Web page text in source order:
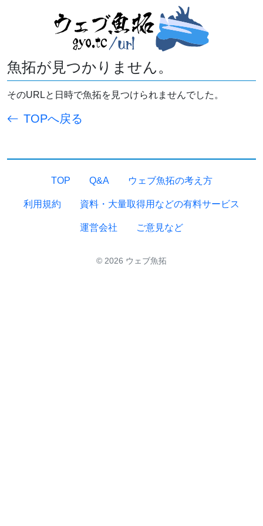
魚拓が見つかりません。
そのURLと日時で魚拓を見つけられませんでした。
TOPへ戻る
TOP Q&A ウェブ魚拓の考え方
利用規約 資料・大量取得用などの有料サービス
運営会社 ご意見など
© 2026 ウェブ魚拓